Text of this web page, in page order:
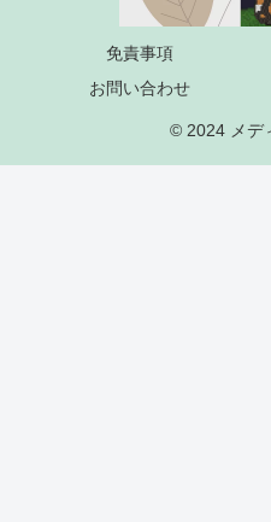
免責事項
お問い合わせ
© 2024 メデ